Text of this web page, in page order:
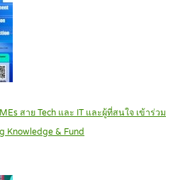
สาย Tech และ IT และผู้ที่สนใจ เข้าร่วม
Knowledge & Fund